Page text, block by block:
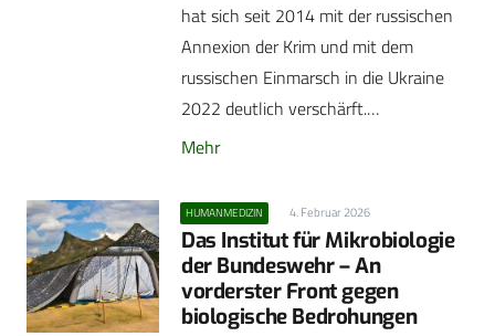
hat sich seit 2014 mit der russischen
Annexion der Krim und mit dem
russischen Einmarsch in die Ukraine
2022 deutlich verschärft.…
Mehr
HUMANMEDIZIN 4. Februar 2026
Das Institut für Mikrobiologie
der Bundeswehr – An
vorderster Front gegen
biologische Bedrohungen